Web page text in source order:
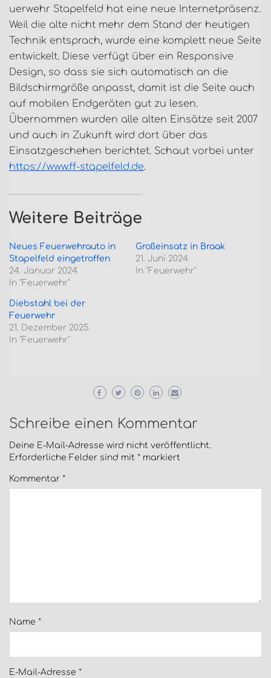
uerwehr Stapelfeld hat eine neue Internetpräsenz.
Weil die alte nicht mehr dem Stand der heutigen
Technik entsprach, wurde eine komplett neue Seite
entwickelt. Diese verfügt über ein Responsive
Design, so dass sie sich automatisch an die
Bildschirmgröße anpasst, damit ist die Seite auch
auf mobilen Endgeräten gut zu lesen.
Übernommen wurden alle alten Einsätze seit 2007
und auch in Zukunft wird dort über das
Einsatzgeschehen berichtet. Schaut vorbei unter
https://www.ff-stapelfeld.de.
Weitere Beiträge
Neues Feuerwehrauto in
Stapelfeld eingetroffen
24. Januar 2024
In "Feuerwehr"
Großeinsatz in Braak
21. Juni 2024
In "Feuerwehr"
Diebstahl bei der
Feuerwehr
21. Dezember 2025
In "Feuerwehr"
Schreibe einen Kommentar
Deine E-Mail-Adresse wird nicht veröffentlicht.
Erforderliche Felder sind mit * markiert
Kommentar *
Name *
E-Mail-Adresse *